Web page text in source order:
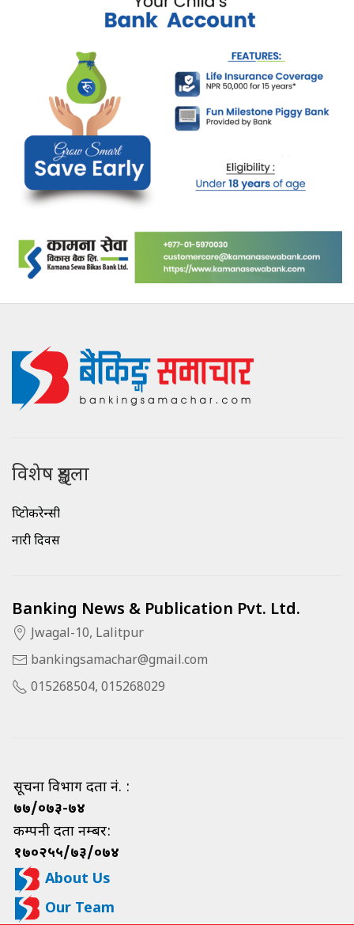
विशेष शृङ्खला
क्रिप्टोकरेन्सी
नारी दिवस
Banking News & Publication Pvt. Ltd.
Jwagal-10, Lalitpur
bankingsamachar@gmail.com
015268504, 015268029
सूचना विभाग दर्ता नं. :
७७/०७३-७४
कम्पनी दर्ता नम्बर:
१७०२५५/७३/०७४
About Us
Our Team